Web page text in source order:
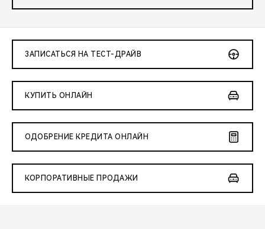
ЗАПИСАТЬСЯ НА ТЕСТ-ДРАЙВ
КУПИТЬ ОНЛАЙН
ОДОБРЕНИЕ КРЕДИТА ОНЛАЙН
КОРПОРАТИВНЫЕ ПРОДАЖИ